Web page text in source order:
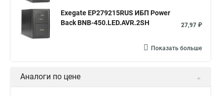
Exegate EP279215RUS ИБП Power
Back BNB-450.LED.AVR.2SH
27,97 ₽
Показать больше
Аналоги по цене